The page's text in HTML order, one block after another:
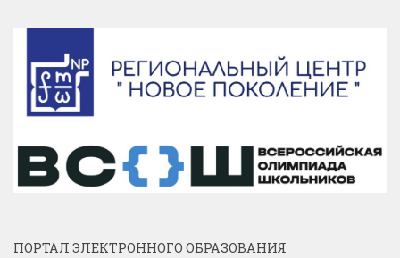
ПОРТАЛ ЭЛЕКТРОННОГО ОБРАЗОВАНИЯ